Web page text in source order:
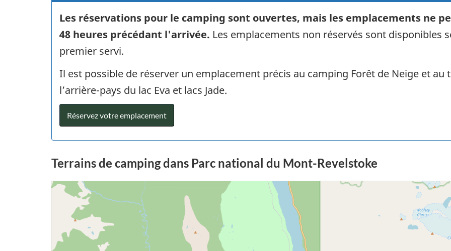
Les réservations pour le camping sont ouvertes, mais les emplacements ne
48 heures précédant l'arrivée. Les emplacements non réservés sont disponibles
premier servi.
Il est possible de réserver un emplacement précis au camping Forêt de Neige et au
l’arrière-pays du lac Eva et lacs Jade.
Réservez votre emplacement
Terrains de camping dans Parc national du Mont-Revelstoke